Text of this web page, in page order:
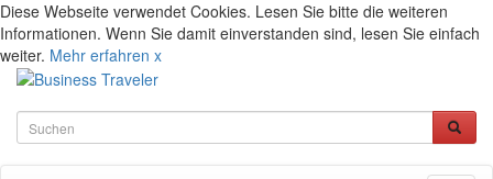
Diese Webseite verwendet Cookies. Lesen Sie bitte die weiteren
Informationen. Wenn Sie damit einverstanden sind, lesen Sie einfach
weiter. Mehr erfahren x